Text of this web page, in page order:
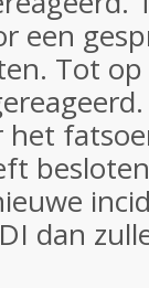
een
Tot op
dan